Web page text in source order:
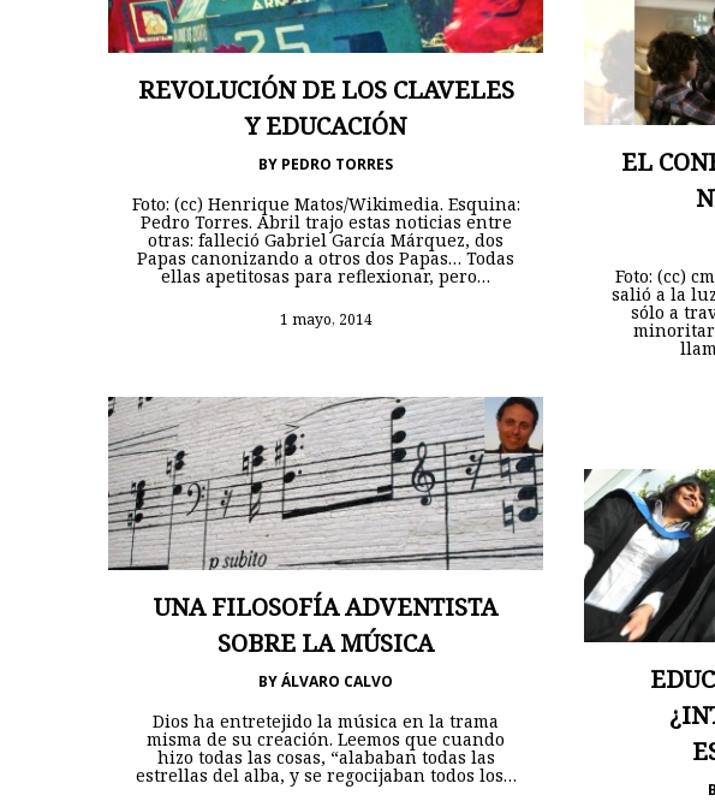
REVOLUCIÓN DE LOS CLAVELES
Y EDUCACIÓN
BY PEDRO TORRES
Foto: (cc) Henrique Matos/Wikimedia. Esquina:
Pedro Torres. Abril trajo estas noticias entre
otras: falleció Gabriel García Márquez, dos
Papas canonizando a otros dos Papas… Todas
ellas apetitosas para reflexionar, pero…
1 mayo, 2014
EL
Foto: (cc)
salió a la
sólo a
UNA FILOSOFÍA ADVENTISTA
SOBRE LA MÚSICA
BYÁLVARO CALVO
Dios ha entretejido la música en la trama
misma de su creación. Leemos que cuando
hizo todas las cosas, “alababan todas las
estrellas del alba, y se regocijaban todos los…